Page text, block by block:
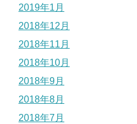
2019年1月
2018年12月
2018年11月
2018年10月
2018年9月
2018年8月
2018年7月